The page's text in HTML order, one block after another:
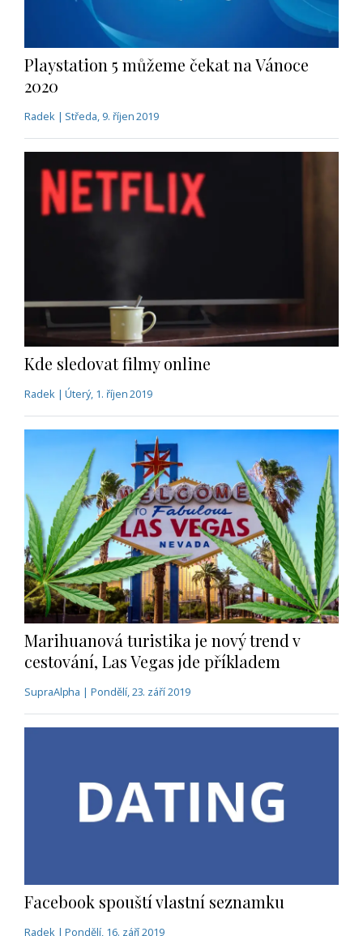
Playstation 5 můžeme čekat na Vánoce
2020
Radek | Středa, 9. říjen 2019
Kde sledovat filmy online
Radek | Úterý, 1. říjen 2019
Marihuanová turistika je nový trend v
cestování, Las Vegas jde příkladem
SupraAlpha | Pondělí, 23. září 2019
Facebook spouští vlastní seznamku
Radek | Pondělí, 16. září 2019